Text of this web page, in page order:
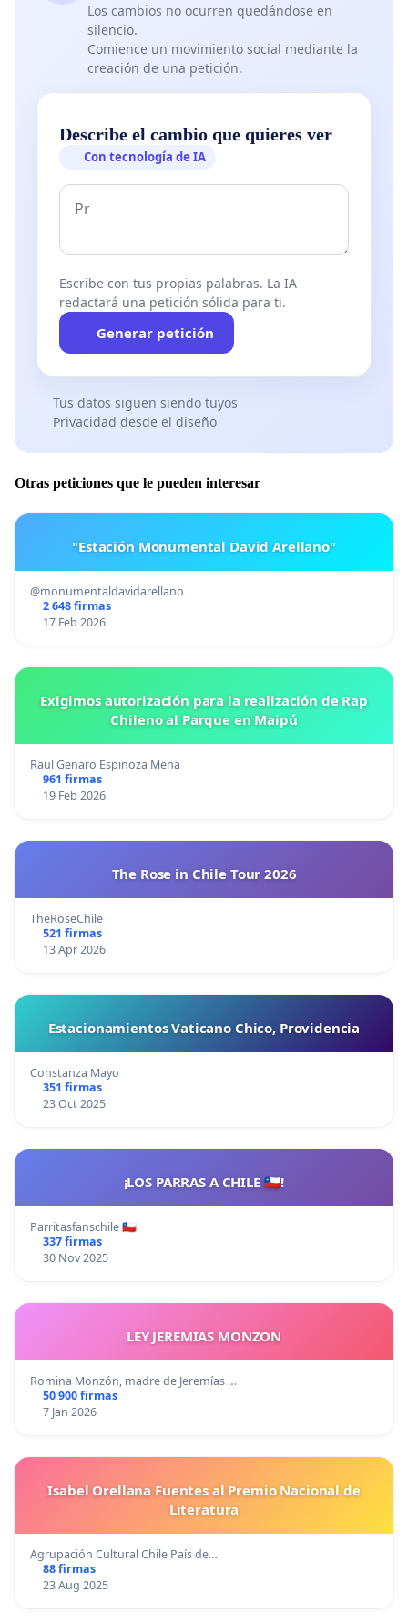
Los cambios no ocurren quedándose en
silencio.
Comience un movimiento social mediante la
creación de una petición.
Describe el cambio que quieres ver
Con tecnología de IA
Escribe con tus propias palabras. La IA
redactará una petición sólida para ti.
Generar petición
Tus datos siguen siendo tuyos
Privacidad desde el diseño
Otras peticiones que le pueden interesar
"Estación Monumental David Arellano"
@monumentaldavidarellano
2 648 firmas
17 Feb 2026
Exigimos autorización para la realización de Rap
Chileno al Parque en Maipú
Raul Genaro Espinoza Mena
961 firmas
19 Feb 2026
The Rose in Chile Tour 2026
TheRoseChile
521 firmas
13 Apr 2026
Estacionamientos Vaticano Chico, Providencia
Constanza Mayo
351 firmas
23 Oct 2025
¡LOS PARRAS A CHILE 🇨🇱!
Parritasfanschile 🇨🇱
337 firmas
30 Nov 2025
LEY JEREMIAS MONZON
Romina Monzón, madre de Jeremías …
50 900 firmas
7 Jan 2026
Isabel Orellana Fuentes al Premio Nacional de
Literatura
Agrupación Cultural Chile País de…
88 firmas
23 Aug 2025